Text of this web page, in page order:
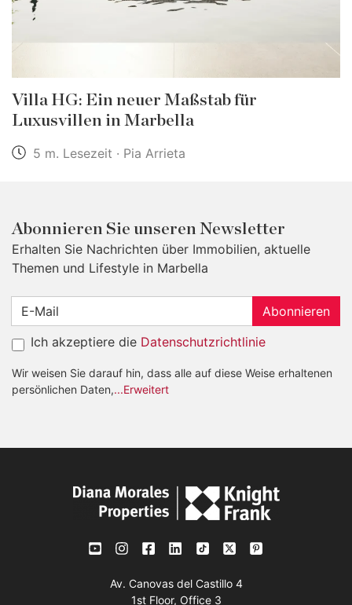
Villa HG: Ein neuer Maßstab für
Luxusvillen in Marbella
5 m. Lesezeit · Pia Arrieta
Abonnieren Sie unseren Newsletter
Erhalten Sie Nachrichten über Immobilien, aktuelle
Themen und Lifestyle in Marbella
Abonnieren
Ich akzeptiere die Datenschutzrichtlinie
Wir weisen Sie darauf hin, dass alle auf diese Weise erhaltenen
persönlichen Daten,...Erweitert
Av. Canovas del Castillo 4
1st Floor, Office 3